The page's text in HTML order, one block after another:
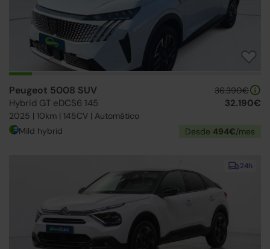
Peugeot 5008 SUV
Hybrid GT eDCS6 145
2025 | 10km | 145CV | Automático
36.390€
32.190€
Mild hybrid Desde 494€/mes
24h